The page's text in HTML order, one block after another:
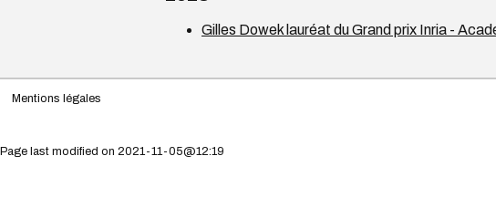
Gilles Dowek lauréat du Grand prix Inria -
Mentions légales
Page last modified on 2021-11-05@12:19